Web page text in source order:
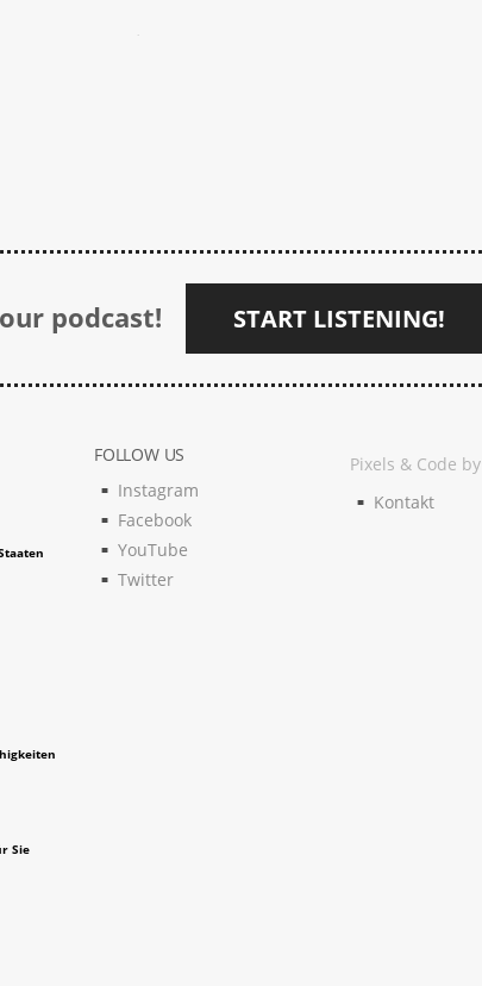
podcast! START LISTENING!
Sie
FOLLOW US
Instagram
Facebook
YouTube
Twitter
Pixels & Code by
Kontakt